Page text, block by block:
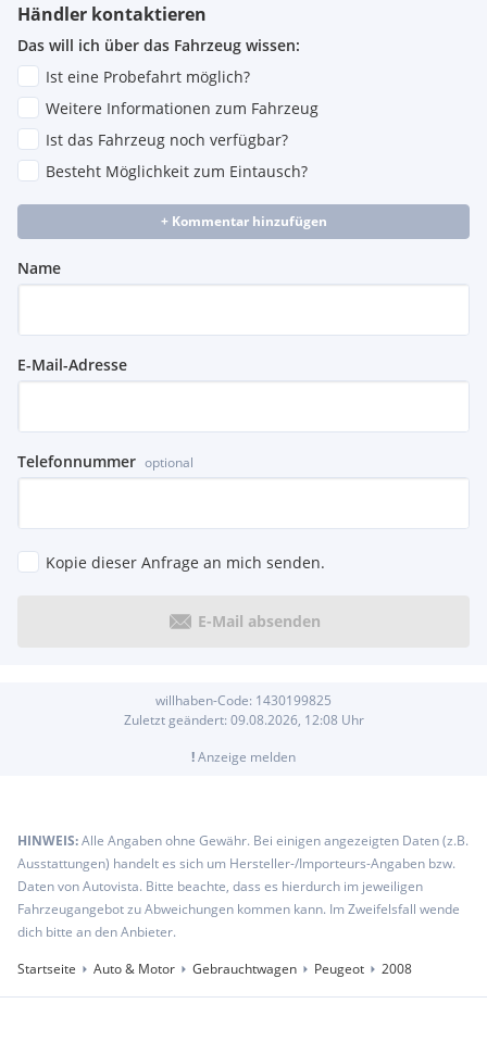
Händler kontaktieren
Das will ich über das Fahrzeug wissen:
Ist eine Probefahrt möglich?
Weitere Informationen zum Fahrzeug
Ist das Fahrzeug noch verfügbar?
Besteht Möglichkeit zum Eintausch?
+ Kommentar hinzufügen
Name
E-Mail-Adresse
Telefonnummer optional
Kopie dieser Anfrage an mich senden.
E-Mail absenden
willhaben-Code: 1430199825
Zuletzt geändert: 09.08.2026, 12:08 Uhr
!Anzeige melden
HINWEIS:Alle Angaben ohne Gewähr. Bei einigen angezeigten Daten (z.B.
Ausstattungen) handelt es sich um Hersteller-/Importeurs-Angaben bzw.
Daten von Autovista. Bitte beachte, dass es hierdurch im jeweiligen
Fahrzeugangebot zu Abweichungen kommen kann. Im Zweifelsfall wende
dich bitte an den Anbieter.
Startseite
Auto & Motor Gebrauchtwagen Peugeot 2008